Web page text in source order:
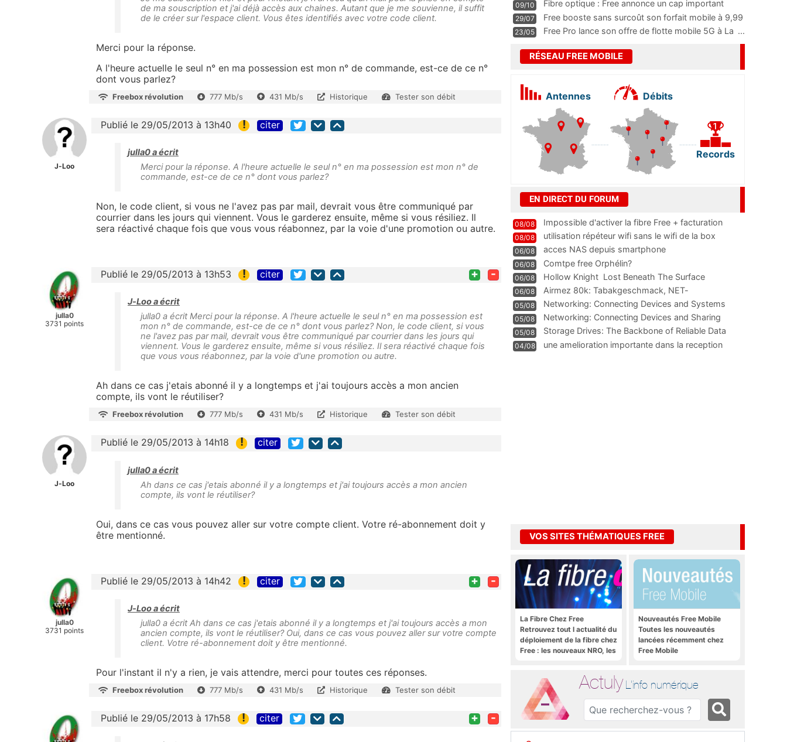
de ma souscription et j'ai déjà accès aux chaines. Autant que je me souvienne, il suffit
de le créer sur l'espace client. Vous êtes identifiés avec votre code client.
Merci pour la réponse.
A l'heure actuelle le seul n° en ma possession est mon n° de commande, est-ce de ce n°
dont vous parlez?
Freebox révolution 777 Mb/s 431 Mb/s Historique Tester son débit
J-Loo
Publié le 29/05/2013 à 13h40 ! citer
julla0 a écrit
Merci pour la réponse. A l'heure actuelle le seul n° en ma possession est mon n° de
commande, est-ce de ce n° dont vous parlez?
Non, le code client, si vous ne l'avez pas par mail, devrait vous être communiqué par
courrier dans les jours qui viennent. Vous le garderez ensuite, même si vous résiliez. Il
sera réactivé chaque fois que vous vous réabonnez, par la voie d'une promotion ou autre.
julla0
3731 points
Publié le 29/05/2013 à 13h53 ! citer + -
J-Loo a écrit
julla0 a écrit Merci pour la réponse. A l'heure actuelle le seul n° en ma possession est
mon n° de commande, est-ce de ce n° dont vous parlez? Non, le code client, si vous
ne l'avez pas par mail, devrait vous être communiqué par courrier dans les jours qui
viennent. Vous le garderez ensuite, même si vous résiliez. Il sera réactivé chaque fois
que vous vous réabonnez, par la voie d'une promotion ou autre.
Ah dans ce cas j'etais abonné il y a longtemps et j'ai toujours accès a mon ancien
compte, ils vont le réutiliser?
Freebox révolution 777 Mb/s 431 Mb/s Historique Tester son débit
J-Loo
Publié le 29/05/2013 à 14h18 ! citer
julla0 a écrit
Ah dans ce cas j'etais abonné il y a longtemps et j'ai toujours accès a mon ancien
compte, ils vont le réutiliser?
Oui, dans ce cas vous pouvez aller sur votre compte client. Votre ré-abonnement doit y
être mentionné.
julla0
3731 points
Publié le 29/05/2013 à 14h42 ! citer + -
J-Loo a écrit
julla0 a écrit Ah dans ce cas j'etais abonné il y a longtemps et j'ai toujours accès a mon
ancien compte, ils vont le réutiliser? Oui, dans ce cas vous pouvez aller sur votre compte
client. Votre ré-abonnement doit y être mentionné.
Pour l'instant il n'y a rien, je vais attendre, merci pour toutes ces réponses.
Freebox révolution 777 Mb/s 431 Mb/s Historique Tester son débit
Publié le 29/05/2013 à 17h58 ! citer + -
09/10
Fibre optique : Free annonce un cap important
pass
...
29/07
Free booste sans surcoût son forfait mobile à 9,99
23/05 Free Pro lance son offre de flotte mobile 5G à La ...
RÉSEAU FREE MOBILE
Antennes Débits
Records
EN DIRECT DU FORUM
08/08
Impossible d'activer la fibre Free + facturation
résiliation
08/08 utilisation répéteur wifi sans le wifi de la box
06/08 acces NAS depuis smartphone
06/08 Comtpe free Orphélin?
06/08 Hollow Knight  Lost Beneath The Surface
06/08
Airmez 80k: Tabakgeschmack, NET-
Technologie und Leistung im
05/08 Networking: Connecting Devices and Systems
05/08
Networking: Connecting Devices and Sharing
Information
05/08
Storage Drives: The Backbone of Reliable Data
Management
04/08
une amelioration importante dans la reception
VOS SITES THÉMATIQUES FREE
La Fibre Chez Free
Retrouvez tout l actualité du
déploiement de la fibre chez
Free : les nouveaux NRO, les
Nouveautés Free Mobile
Toutes les nouveautés
lancées récemment chez
Free Mobile
Actuly L'info numérique